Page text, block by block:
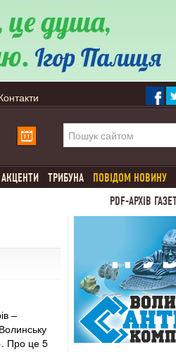
АКЦЕНТИ ТРИБУНА ПОВІДОМ НОВИНУ
PDF-АРХІВ
–
Про це 5